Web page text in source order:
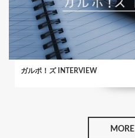
ガルポ！ズ INTERVIEW
MORE